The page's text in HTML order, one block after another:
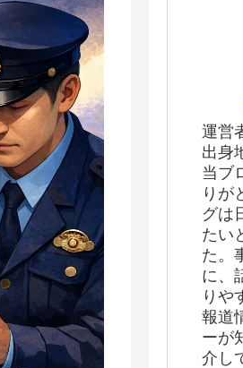
運営
出身
当ブ
りが
グは
たい
た。
に、
りや
報道
ーが
介し